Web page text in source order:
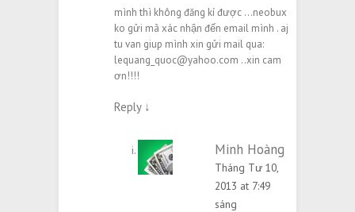
mình thì không đăng kí được …neobux
ko gửi mã xác nhận đến email mình . aj
tu van giup mình xin gửi mail qua:
lequang_quoc@yahoo.com ..xin cam
ơn!!!!
Reply ↓
Minh Hoàng
Tháng Tư 10,
2013 at 7:49
sáng